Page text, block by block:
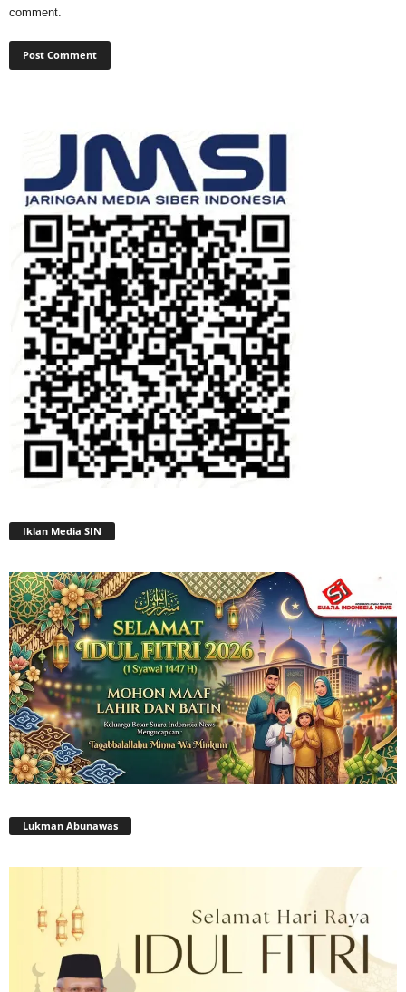
comment.
Iklan Media SIN
Lukman Abunawas